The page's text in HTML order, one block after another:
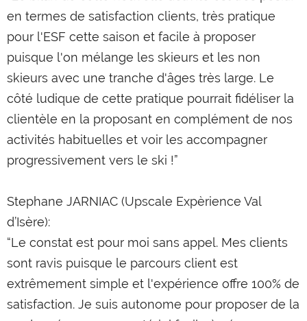
en termes de satisfaction clients, très pratique
pour l'ESF cette saison et facile à proposer
puisque l'on mélange les skieurs et les non
skieurs avec une tranche d'âges très large. Le
côté ludique de cette pratique pourrait fidéliser la
clientèle en la proposant en complément de nos
activités habituelles et voir les accompagner
progressivement vers le ski !”
Stephane JARNIAC (Upscale Expèrience Val
d’Isère):
“Le constat est pour moi sans appel. Mes clients
sont ravis puisque le parcours client est
extrêmement simple et l'expérience offre 100% de
satisfaction. Je suis autonome pour proposer de la